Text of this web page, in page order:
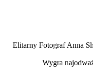
Elitarny Fotograf Anna
Wygra